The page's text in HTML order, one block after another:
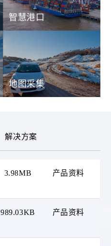
智慧港口
地图采集
解决方案
3.98MB 产品资料
989.03KB 产品资料